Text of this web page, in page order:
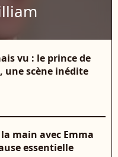
vu : le prince de
une scène inédite
main avec Emma
essentielle